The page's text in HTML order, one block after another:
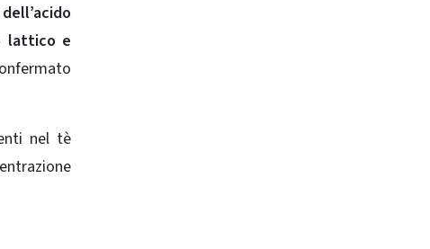
lattico e
nel tè